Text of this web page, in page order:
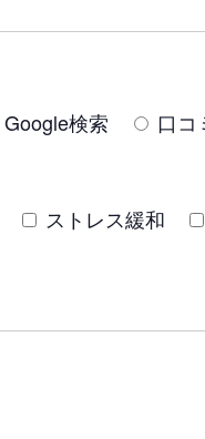
Google検索 口コ
ストレス緩和